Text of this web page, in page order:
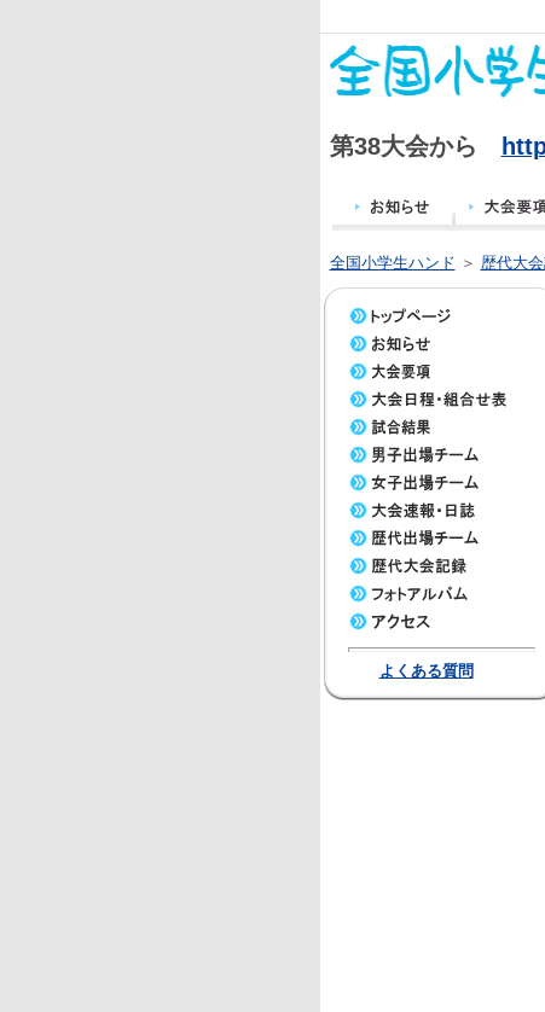
第38大会から
全国小学生ハンド ＞ 歴代大
よくある質問